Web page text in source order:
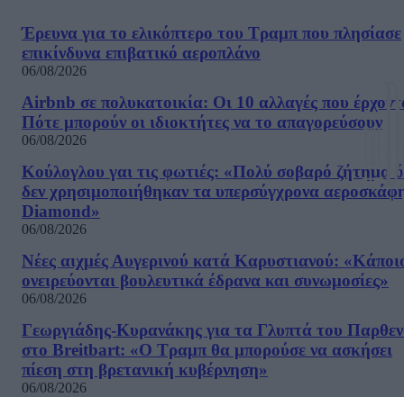
Έρευνα για το ελικόπτερο του Τραμπ που πλησίασε
επικίνδυνα επιβατικό αεροπλάνο
06/08/2026
Airbnb σε πολυκατοικία: Οι 10 αλλαγές που
Πότε μπορούν οι ιδιοκτήτες να το απαγορεύσουν
06/08/2026
Κούλογλου γαι τις φωτιές: «Πολύ σοβαρό ζήτημα
δεν χρησιμοποιήθηκαν τα υπερσύγχρονα
Diamond»
06/08/2026
Νέες αιχμές Αυγερινού κατά Καρυστιανού:
ονειρεύονται βουλευτικά έδρανα και συνωμοσίες»
06/08/2026
Γεωργιάδης-Κυρανάκης για τα Γλυπτά του
στο Breitbart: «Ο Τραμπ θα μπορούσε να ασκήσει
πίεση στη βρετανική κυβέρνηση»
06/08/2026